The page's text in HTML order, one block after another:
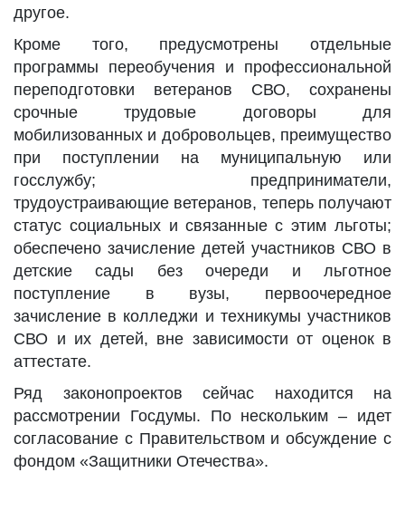
другое.
Кроме того, предусмотрены отдельные
программы переобучения и профессиональной
переподготовки ветеранов СВО, сохранены
срочные трудовые договоры для
мобилизованных и добровольцев, преимущество
при поступлении на муниципальную или
госслужбу; предприниматели,
трудоустраивающие ветеранов, теперь получают
статус социальных и связанные с этим льготы;
обеспечено зачисление детей участников СВО в
детские сады без очереди и льготное
поступление в вузы, первоочередное
зачисление в колледжи и техникумы участников
СВО и их детей, вне зависимости от оценок в
аттестате.
Ряд законопроектов сейчас находится на
рассмотрении Госдумы. По нескольким – идет
согласование с Правительством и обсуждение с
фондом «Защитники Отечества».